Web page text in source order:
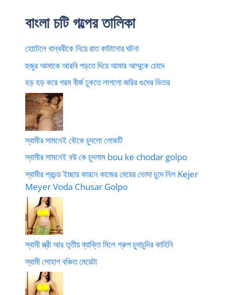
বাংলা চটি গল্পের তালিকা
হোটেলে বান্ধবীকে নিয়ে রাত কাটানোর ঘটনা
হুজুর আমাকে আরবি পড়তে দিয়ে আমার আম্মুকে চোদে
হড় হড় করে গরম বীর্জ ঢুকতে লাগলো জরির গুদের ভিতর
স্বামীর সামনেই বৌকে চুদলো লোকটি
স্বামীর সামনেই বউ কে চুদলাম bou ke chodar golpo
স্বামীর প্রচন্ড ইচ্ছার কারনে কাজের মেয়ের ভোদা চুদে নিল Kejer
Meyer Voda Chusar Golpo
স্বামী স্ত্রী আর তৃতীয় ব্যাক্তি মিলে গ্রুপ চুদাচুদির কাহিনি
স্বামী সোহাগ বঞ্চিত মেয়েটা